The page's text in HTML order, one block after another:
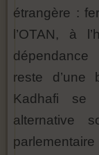
étrangère :
l’OTAN, à
reste d’une
Kadhafi se
alternative